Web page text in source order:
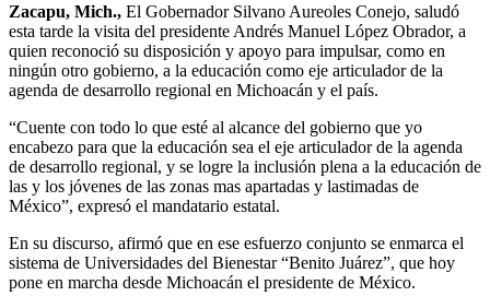
presidente:
Silvano
Aureoles
Zacapu, Mich., El Gobernador Silvano Aureoles Conejo, saludó
esta tarde la visita del presidente Andrés Manuel López Obrador, a
quien reconoció su disposición y apoyo para impulsar, como en
ningún otro gobierno, a la educación como eje articulador de la
agenda de desarrollo regional en Michoacán y el país.
“Cuente con todo lo que esté al alcance del gobierno que yo
encabezo para que la educación sea el eje articulador de la agenda
de desarrollo regional, y se logre la inclusión plena a la educación de
las y los jóvenes de las zonas mas apartadas y lastimadas de
México”, expresó el mandatario estatal.
En su discurso, afirmó que en ese esfuerzo conjunto se enmarca el
sistema de Universidades del Bienestar “Benito Juárez”, que hoy
pone en marcha desde Michoacán el presidente de México.